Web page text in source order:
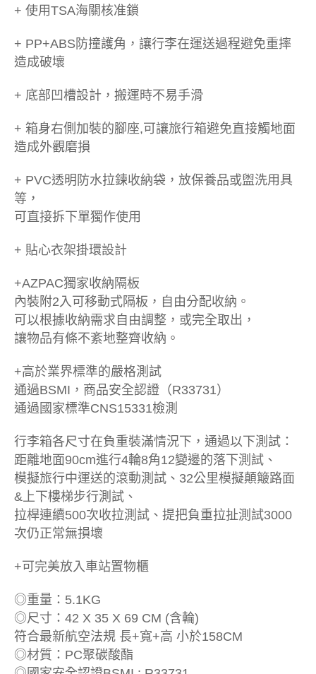
+ 使用TSA海關核准鎖
+ PP+ABS防撞護角，讓行李在運送過程避免重摔
造成破壞
+ 底部凹槽設計，搬運時不易手滑
+ 箱身右側加裝的腳座,可讓旅行箱避免直接觸地面
造成外觀磨損
+ PVC透明防水拉鍊收納袋，放保養品或盥洗用具
等，
可直接拆下單獨作使用
+ 貼心衣架掛環設計
+AZPAC獨家收納隔板
內裝附2入可移動式隔板，自由分配收納。
可以根據收納需求自由調整，或完全取出，
讓物品有條不紊地整齊收納。
+高於業界標準的嚴格測試
通過BSMI，商品安全認證（R33731）
通過國家標準CNS15331檢測
行李箱各尺寸在負重裝滿情況下，通過以下測試：
距離地面90cm進行4輪8角12變邊的落下測試、
模擬旅行中運送的滾動測試、32公里模擬顛簸路面
&上下樓梯步行測試、
拉桿連續500次收拉測試、提把負重拉扯測試3000
次仍正常無損壞
+可完美放入車站置物櫃
◎重量：5.1KG
◎尺寸：42 X 35 X 69 CM (含輪)
符合最新航空法規 長+寬+高 小於158CM
◎材質：PC聚碳酸酯